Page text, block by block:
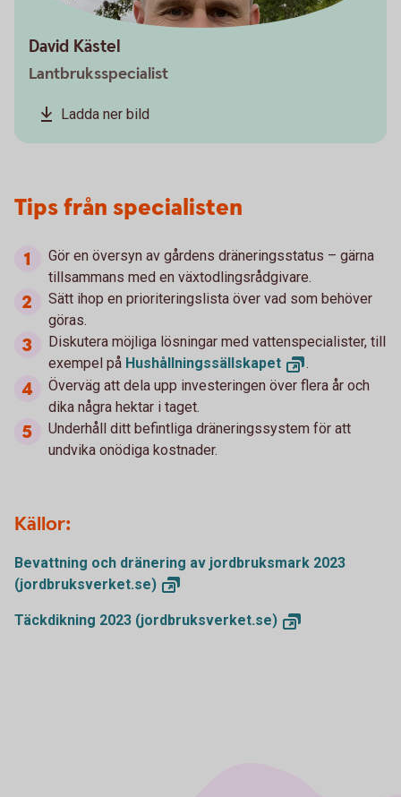
David Kästel
Lantbruksspecialist
Ladda ner bild
Tips från specialisten
Gör en översyn av gårdens dräneringsstatus – gärna
tillsammans med en växtodlingsrådgivare.
Sätt ihop en prioriteringslista över vad som behöver
göras.
Diskutera möjliga lösningar med vattenspecialister, till
exempel på Hushållningssällskapet
.
Överväg att dela upp investeringen över flera år och
dika några hektar i taget.
Underhåll ditt befintliga dräneringssystem för att
undvika onödiga kostnader.
Källor:
Bevattning och dränering av jordbruksmark 2023
(jordbruksverket.se)
Täckdikning 2023 (jordbruksverket.se)